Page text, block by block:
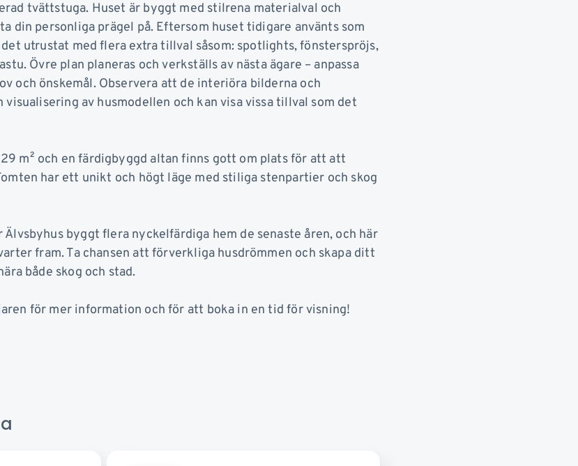
tvättstuga. Huset är byggt med stilrena materialval och
din personliga prägel på. Eftersom huset tidigare använts som
det utrustat med flera extra tillval såsom: spotlights, fönsterspröjs,
Övre plan planeras och verkställs av nästa ägare – anpassa
och önskemål. Observera att de interiöra bilderna och
av husmodellen och kan visa vissa tillval som det
m² och en färdigbyggd altan finns gott om plats för att att
har ett unikt och högt läge med stiliga stenpartier och skog
byggt flera nyckelfärdiga hem de senaste åren, och här
fram. Ta chansen att förverkliga husdrömmen och skapa ditt
både skog och stad.
för mer information och för att boka in en tid för visning!